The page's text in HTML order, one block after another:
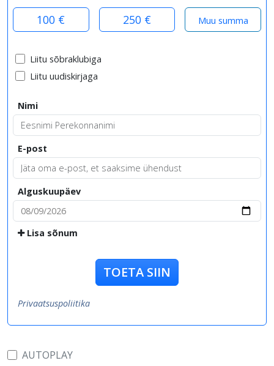
100 € 250 €
Liitu sõbraklubiga
Liitu uudiskirjaga
Nimi
E-post
Alguskuupäev
Lisa sõnum
TOETA SIIN
Privaatsuspoliitika
AUTOPLAY